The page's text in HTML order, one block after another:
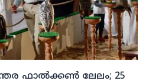
ഫാല്‍ക്കണ്‍ ലേലം; 25